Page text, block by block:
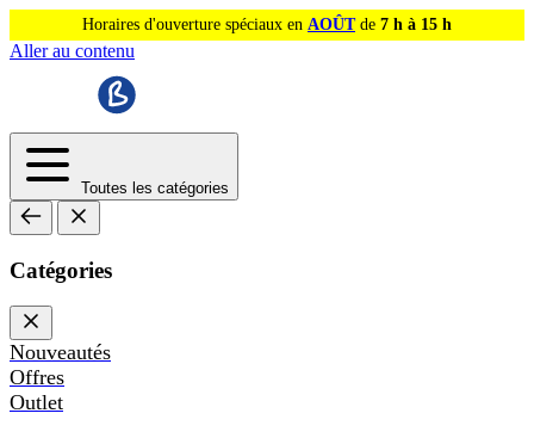
Horaires d'ouverture spéciaux en AOÛTde 7 h à 15 h
Aller au contenu
Toutes les catégories
Catégories
Nouveautés
Offres
Outlet